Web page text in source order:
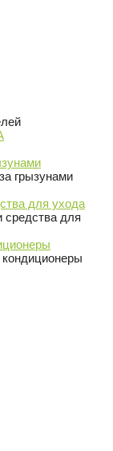
грызунами
для ухода
средства для